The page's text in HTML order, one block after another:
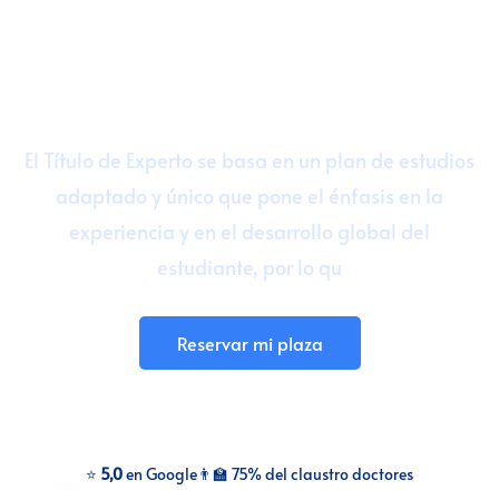
Doctorado
Talento para empresas
El Título de Experto se basa en un plan de estudios
adaptado y único que pone el énfasis en la
experiencia y en el desarrollo global del
estudiante, por lo qu
Reservar mi plaza
⭐ 5,0en Google👨‍🏫 75% del claustro doctores